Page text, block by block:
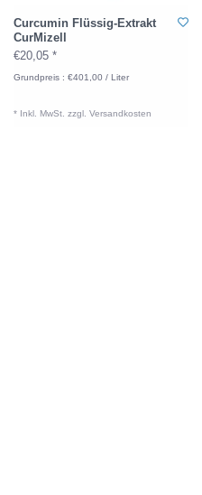
Curcumin Flüssig-Extrakt
CurMizell
€20,05 *
Grundpreis : €401,00 / Liter
* Inkl. MwSt. zzgl. Versandkosten